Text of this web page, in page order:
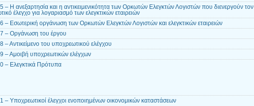
– Η ανεξαρτησία και η αντικειμενικότητα των Ορκωτών Ελεγκτών Λογιστών που διενεργούν τον
έλεγχο για λογαριασμό των ελεγκτικών εταιρειών
– Εσωτερική οργάνωση των Ορκωτών Ελεγκτών Λογιστών και ελεγκτικών εταιρειών
– Οργάνωση του έργου
– Αντικείμενο του υποχρεωτικού ελέγχου
– Αμοιβή υποχρεωτικών ελέγχων
– Ελεγκτικά Πρότυπα
– Υποχρεωτικοί έλεγχοι ενοποιημένων οικονομικών καταστάσεων